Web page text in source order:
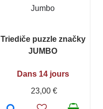
Jumbo
Triediče puzzle značky
JUMBO
Dans 14 jours
23,00 €